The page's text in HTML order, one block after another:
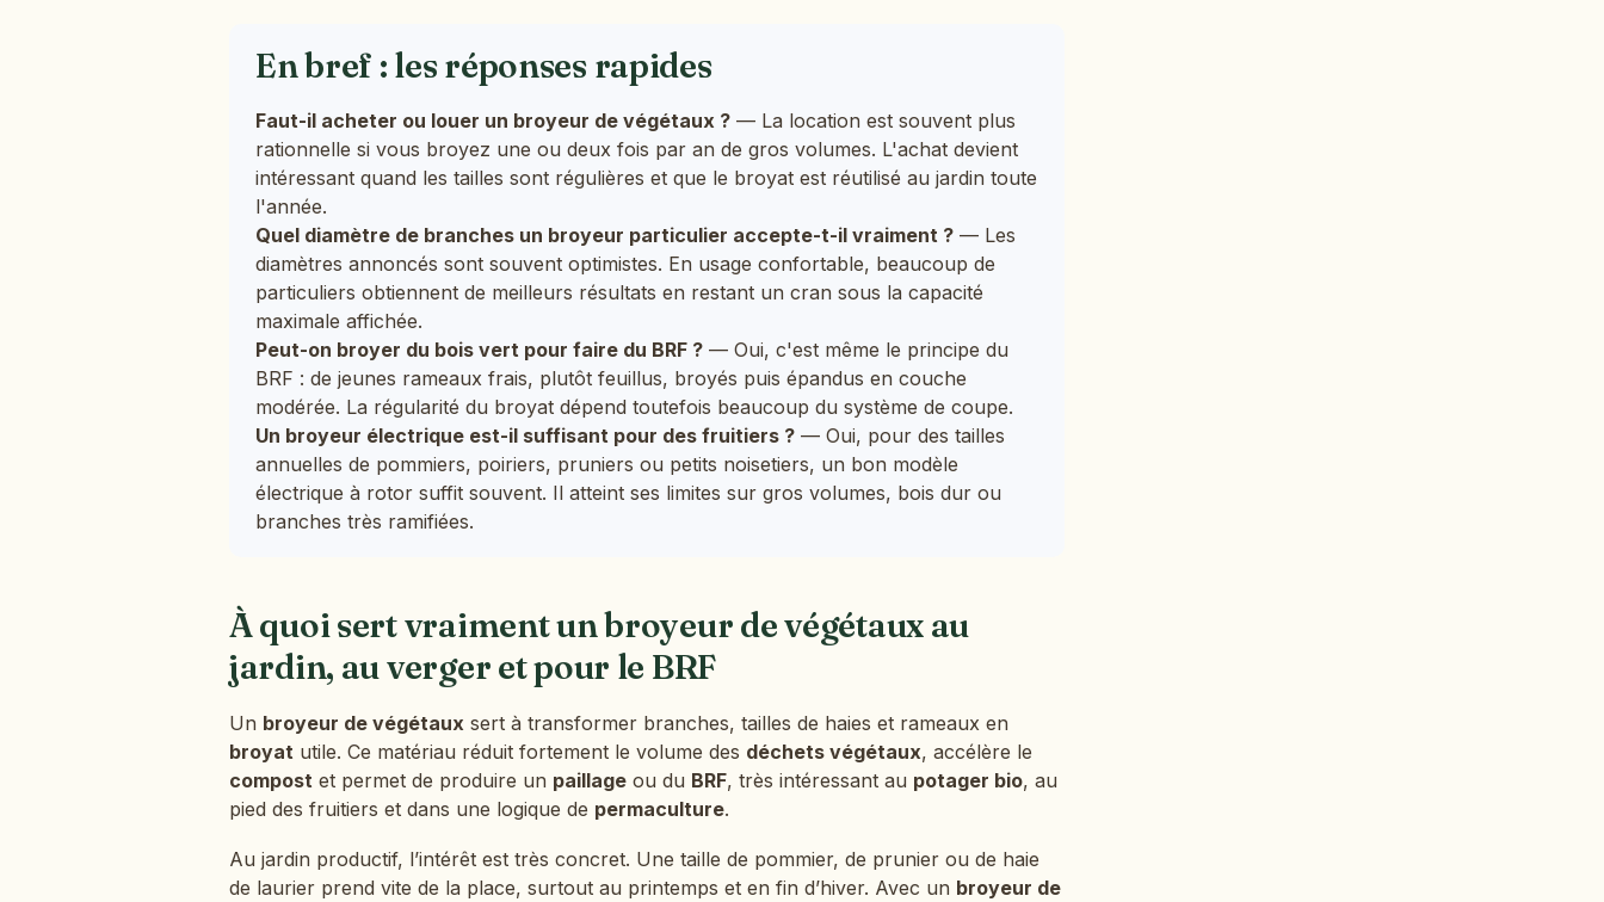
En bref : les réponses rapides
Faut-il acheter ou louer un broyeur de végétaux ? — La location est souvent plus
rationnelle si vous broyez une ou deux fois par an de gros volumes. L'achat devient
intéressant quand les tailles sont régulières et que le broyat est réutilisé au jardin toute
l'année.
Quel diamètre de branches un broyeur particulier accepte-t-il vraiment ? — Les
diamètres annoncés sont souvent optimistes. En usage confortable, beaucoup de
particuliers obtiennent de meilleurs résultats en restant un cran sous la capacité
maximale affichée.
Peut-on broyer du bois vert pour faire du BRF ? — Oui, c'est même le principe du
BRF : de jeunes rameaux frais, plutôt feuillus, broyés puis épandus en couche
modérée. La régularité du broyat dépend toutefois beaucoup du système de coupe.
Un broyeur électrique est-il suffisant pour des fruitiers ? — Oui, pour des tailles
annuelles de pommiers, poiriers, pruniers ou petits noisetiers, un bon modèle
électrique à rotor suffit souvent. Il atteint ses limites sur gros volumes, bois dur ou
branches très ramifiées.
À quoi sert vraiment un broyeur de végétaux au
jardin, au verger et pour le BRF
Un broyeur de végétaux sert à transformer branches, tailles de haies et rameaux en
broyat utile. Ce matériau réduit fortement le volume des déchets végétaux, accélère le
compost et permet de produire un paillage ou du BRF, très intéressant au potager bio, au
pied des fruitiers et dans une logique de permaculture.
Au jardin productif, l’intérêt est très concret. Une taille de pommier, de prunier ou de haie
de laurier prend vite de la place, surtout au printemps et en fin d’hiver. Avec un broyeur de